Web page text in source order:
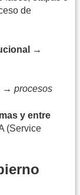
de
→
→ procesos
y entre
(Service